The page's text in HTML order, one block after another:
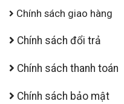
Chính sách giao hàng
Chính sách đổi trả
Chính sách thanh toán
Chính sách bảo mật